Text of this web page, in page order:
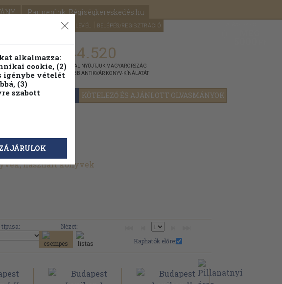
Partnerünk: Régiségkereskedés.hu
SEGÍTSÉG HÍRLEVÉL BELÉPÉS/REGISZTRÁCIÓ
OLVASMÁNYOK KÖTELEZŐ ÉS AJÁNLOTT OLVASMÁNYOK
fa 1.144.520
KIADVÁNNYAL NYÚJTJUK MAGYARORSZÁG
LEGNAGYOBB ANTIKVÁR KÖNYV-KÍNÁLATÁT
használt könyvek
Nézet:
Kaphatók előre:
alkalmazza:
cookie, (2)
igénybe vételét
(3)
szabott